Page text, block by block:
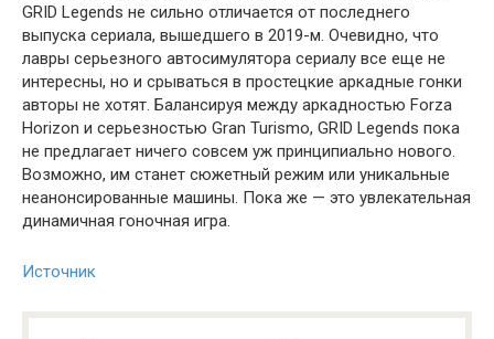
GRID Legends не сильно отличается от последнего
выпуска сериала, вышедшего в 2019-м. Очевидно, что
лавры серьезного автосимулятора сериалу все еще не
интересны, но и срываться в простецкие аркадные гонки
авторы не хотят. Балансируя между аркадностью Forza
Horizon и серьезностью Gran Turismo, GRID Legends пока
не предлагает ничего совсем уж принципиально нового.
Возможно, им станет сюжетный режим или уникальные
неанонсированные машины. Пока же — это увлекательная
динамичная гоночная игра.
Источник